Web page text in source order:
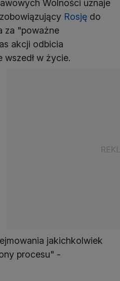
Wolności uznaje
Rosję do
za "poważne
akcji odbicia
wszedł w życie.
jakichkolwiek
procesu" -